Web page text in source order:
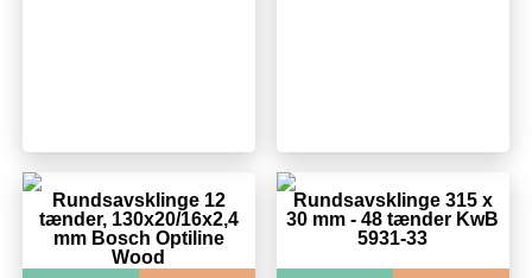
Rundsavsklinge 12
tænder, 130x20/16x2,4
mm Bosch Optiline
Wood
Rundsavsklinge 315 x
30 mm - 48 tænder KwB
5931-33